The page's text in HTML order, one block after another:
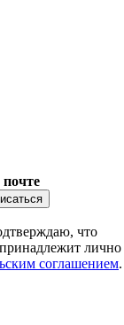
что
лично
соглашением.